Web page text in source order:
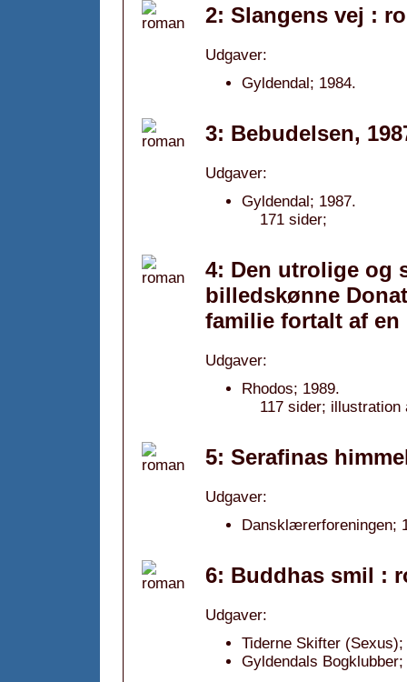
2: Slangens vej :
Udgaver:
Gyldendal; 1984.
3: Bebudelsen,
Udgaver:
Gyldendal; 1987.
171 sider;
4: Den utrolige og
billedskønne
familie fortalt af en
Udgaver:
Rhodos; 1989.
117 sider;
5: Serafinas
Udgaver:
Dansklærerforeningen;
6: Buddhas smil :
Udgaver:
Tiderne Skifter
Gyldendals